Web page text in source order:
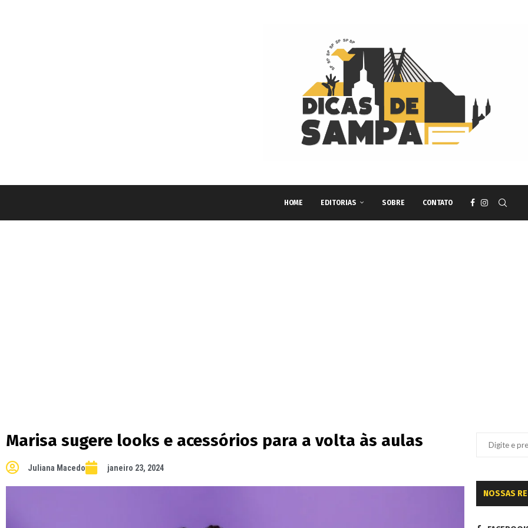
HOME EDITORIAS SOBRE CONTATO
Marisa sugere looks e acessórios para a volta às aulas
Juliana Macedo janeiro 23, 2024
NOSSAS